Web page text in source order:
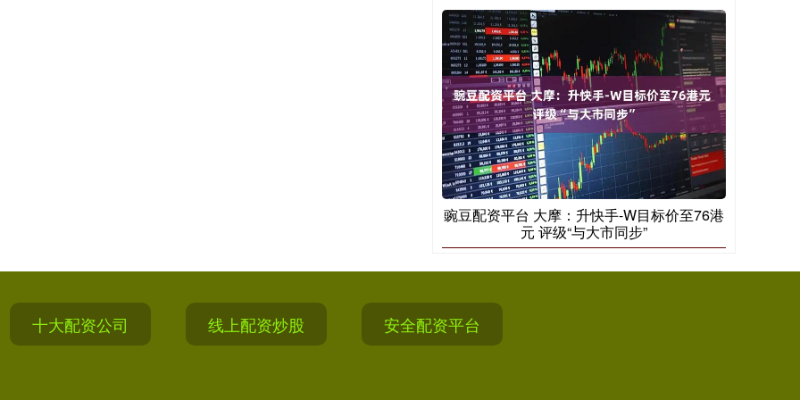
豌豆配资平台 大摩：升快手-W目标价至76港
元 评级“与大市同步”
十大配资公司 线上配资炒股 安全配资平台